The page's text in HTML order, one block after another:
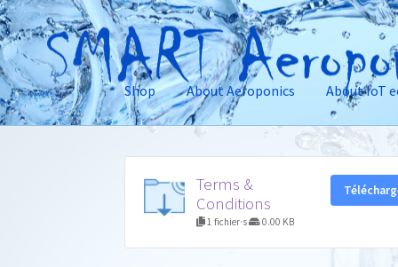
Skip
to
navigation
Skip
to
content
Shop About Aeroponics About IoT
Terms &
Conditions
1 fichier·s 0.00 KB